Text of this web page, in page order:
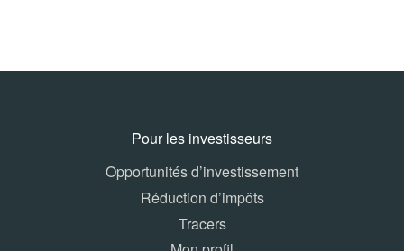
Pour les investisseurs
Opportunités d’investissement
Réduction d’impôts
Tracers